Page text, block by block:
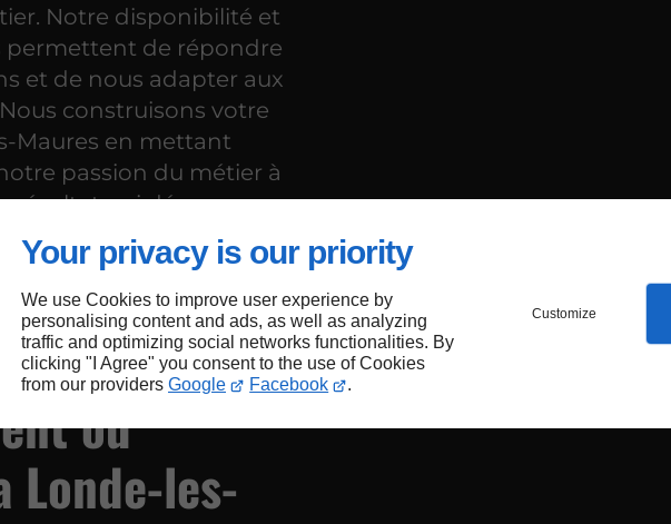
Your privacy is our priority
We use Cookies to improve user experience by
personalising content and ads, as well as analyzing
traffic and optimizing social networks functionalities. By
clicking "I Agree" you consent to the use of Cookies
from our providers Google Facebook .
Customize
Notre disponibilité et
permettent de répondre
et de nous adapter aux
construisons votre
Maures en mettant
passion du métier à
résultat qui dépasse vos
sur mesure
ou
Londe-les-